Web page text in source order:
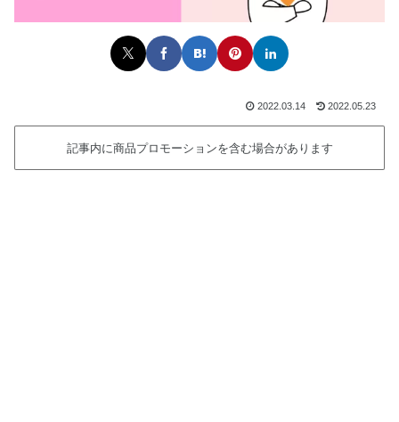
2022.03.14 2022.05.23
記事内に商品プロモーションを含む場合があります